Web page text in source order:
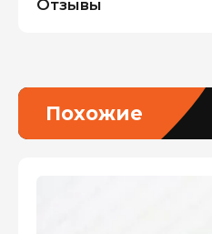
Отзывы
Похожие